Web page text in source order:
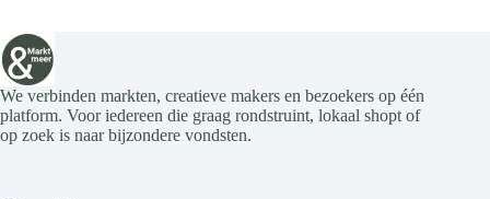
We verbinden markten, creatieve makers en bezoekers op één
platform. Voor iedereen die graag rondstruint, lokaal shopt of
op zoek is naar bijzondere vondsten.